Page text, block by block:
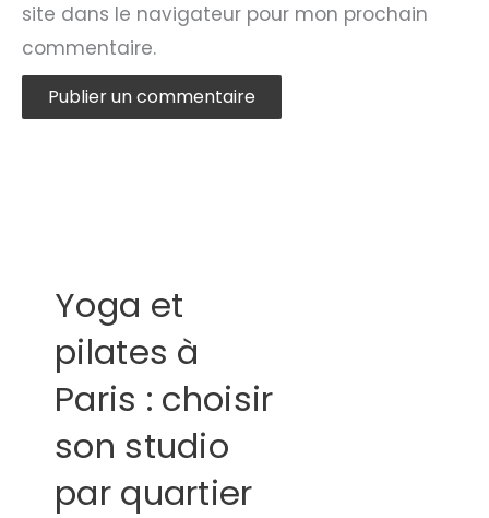
site dans le navigateur pour mon prochain
commentaire.
Yoga et
pilates à
Paris : choisir
son studio
par quartier